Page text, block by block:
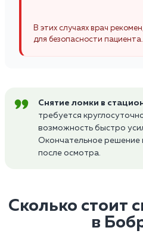
В этих случаях врач
для безопасности пациента.
Снятие ломки в
требуется
возможность быстро
Окончательное решение
после осмотра.
Сколько стоит
в